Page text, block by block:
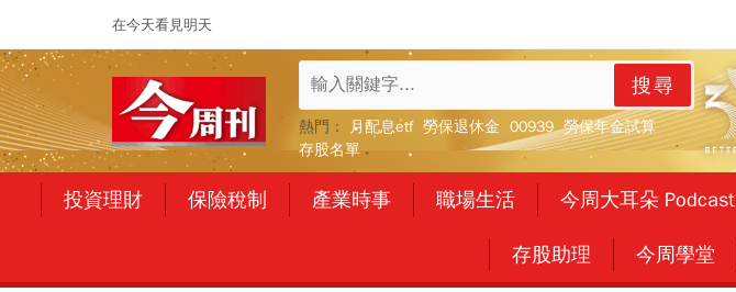
在今天看見明天
搜尋
熱門： 月配息etf 勞保退休金 00939 勞保年金試算
存股名單
投資理財 保險稅制 產業時事 職場生活 今周大耳朵 Podcast
存股助理 今周學堂